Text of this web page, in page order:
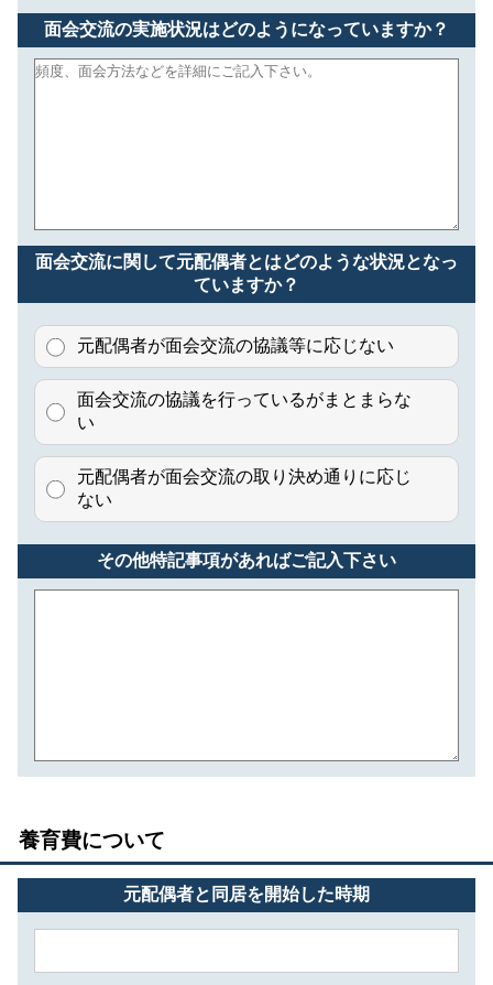
面会交流の実施状況はどのようになっていますか？
面会交流に関して元配偶者とはどのような状況となっ
ていますか？
元配偶者が面会交流の協議等に応じない
面会交流の協議を行っているがまとまらな
い
元配偶者が面会交流の取り決め通りに応じ
ない
その他特記事項があればご記入下さい
養育費について
元配偶者と同居を開始した時期